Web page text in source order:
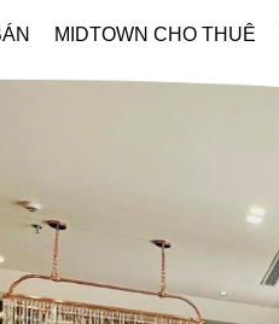
MIDTOWN CHO THUÊ